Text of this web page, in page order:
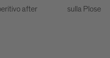
after
sulla Plose